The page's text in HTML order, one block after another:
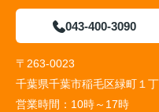
043-400-3090
〒263-0023
千葉県千葉市稲毛区緑町１
営業時間： 10時～17時